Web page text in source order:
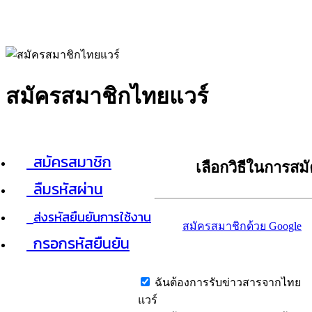
สมัครสมาชิกไทยแวร์
สมัครสมาชิก
ลืมรหัสผ่าน
ส่งรหัสยืนยันการใช้งาน
กรอกรหัสยืนยัน
เลือกวิธีในการส
สมัครสมาชิกด้วย Google
ฉันต้องการรับข่าวสารจากไทย
แวร์